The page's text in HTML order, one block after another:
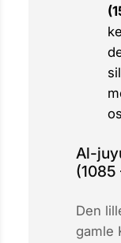
Al-
(1085
Den
gamle